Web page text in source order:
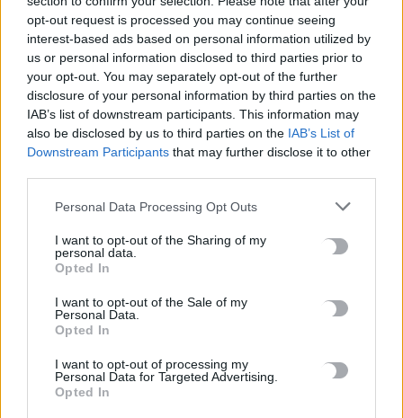
opt-out request is processed you may continue seeing
interest-based ads based on personal information utilized by
us or personal information disclosed to third parties prior to
your opt-out. You may separately opt-out of the further
disclosure of your personal information by third parties on the
IAB’s list of downstream participants. This information may
also be disclosed by us to third parties on the IAB’s List of
Downstream Participants that may further disclose it to other
Personal Data Processing Opt Outs
I want to opt-out of the Sharing of my
personal data.
Opted In
I want to opt-out of the Sale of my
Personal Data.
Opted In
I want to opt-out of processing my
Personal Data for Targeted Advertising.
Opted In
8 Αυγούστου, 2026
TRENDING
# ΑΠΑΤΗΤΕΣ ΠΑΡΑΛΙΕΣ #ΠΕΡΣΕΙΔΕΣ # ΕΝΟΙΚΙΑ #ΙΣΠΑΝΙΑ